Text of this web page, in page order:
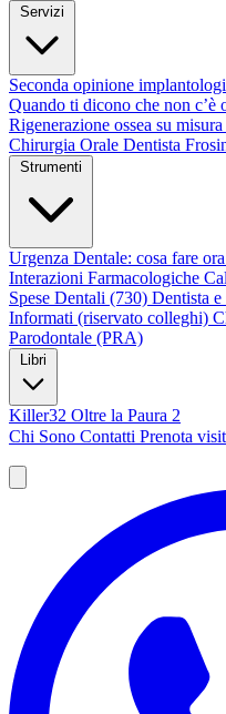
Seconda opinione
Quando ti dicono che non c’è
Rigenerazione ossea su misura
Chirurgia Orale Dentista
Urgenza Dentale: cosa fare ora
Interazioni Farmacologiche
Spese Dentali (730) Dentista
Informati (riservato colleghi)
Parodontale (PRA)
Killer32 Oltre la Paura 2
Chi Sono Contatti Prenota